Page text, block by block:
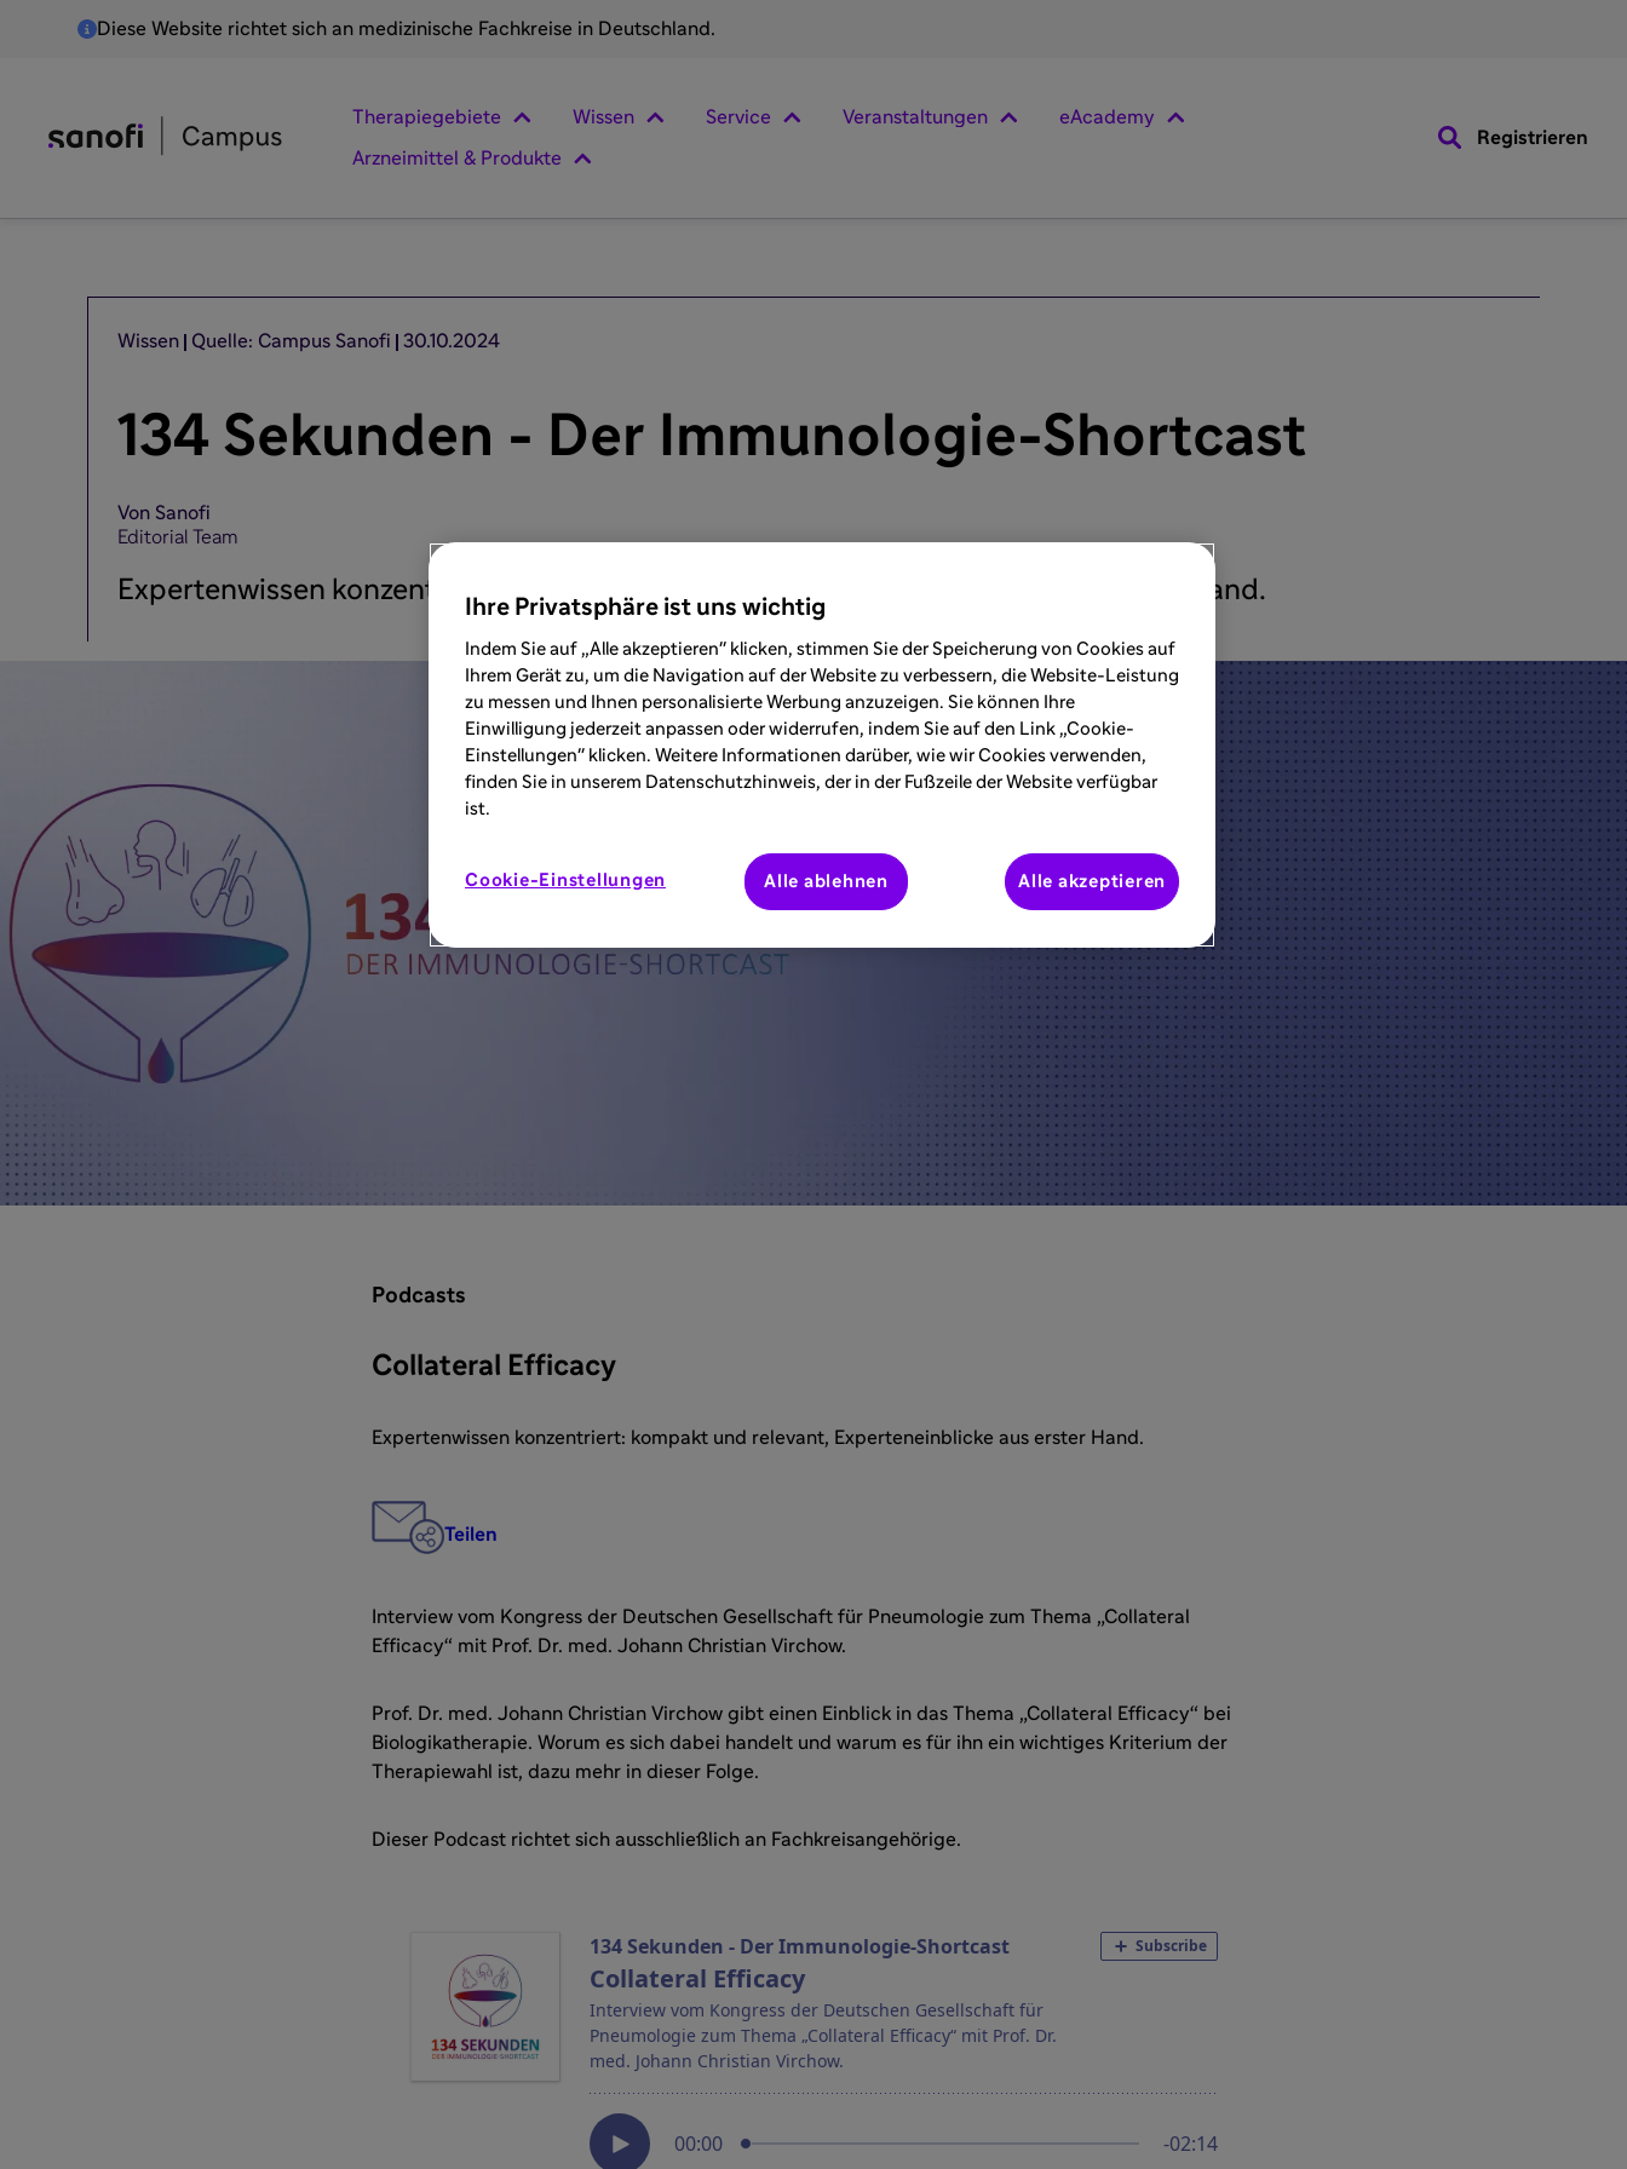
Diese Website richtet sich an medizinische Fachkreise in Deutschland.
Therapiegebiete Wissen Service Veranstaltungen eAcademy
Arzneimittel & Produkte
Registrieren
Wissen Quelle: Campus Sanofi 30.10.2024
134 Sekunden - Der Immunologie-Shortcast
Von Sanofi
Editorial Team
Expertenwissen konzentriert: kompakt und relevant, Experteneinblicke aus erster Hand.
Podcasts
Collateral Efficacy
Expertenwissen konzentriert: kompakt und relevant, Experteneinblicke aus erster Hand.
Teilen
Interview vom Kongress der Deutschen Gesellschaft für Pneumologie zum Thema „Collateral
Efficacy“ mit Prof. Dr. med. Johann Christian Virchow.
Prof. Dr. med. Johann Christian Virchow gibt einen Einblick in das Thema „Collateral Efficacy“ bei
Biologikatherapie. Worum es sich dabei handelt und warum es für ihn ein wichtiges Kriterium der
Therapiewahl ist, dazu mehr in dieser Folge.
Dieser Podcast richtet sich ausschließlich an Fachkreisangehörige.
Ihre Privatsphäre ist uns wichtig
Indem Sie auf „Alle akzeptieren" klicken, stimmen Sie der Speicherung von Cookies auf
Ihrem Gerät zu, um die Navigation auf der Website zu verbessern, die Website-Leistung
zu messen und Ihnen personalisierte Werbung anzuzeigen. Sie können Ihre
Einwilligung jederzeit anpassen oder widerrufen, indem Sie auf den Link „Cookie-
Einstellungen" klicken. Weitere Informationen darüber, wie wir Cookies verwenden,
finden Sie in unserem Datenschutzhinweis, der in der Fußzeile der Website verfügbar
ist.
Cookie-Einstellungen Alle akzeptieren
Alle ablehnen